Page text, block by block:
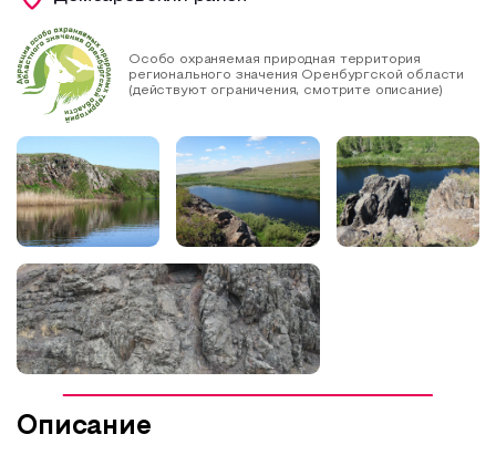
Аттестованные экскурсоводы
Маршруты от экскурсоводов
Все маршруты
Доступная среда
Особо охраняемая природная территория
регионального значения Оренбургской области
(действуют ограничения, смотрите описание)
Описание